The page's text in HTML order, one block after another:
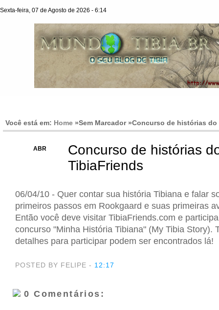
Sexta-feira, 07 de Agosto de 2026 - 6:14
Você está em: Home »Sem Marcador »Concurso de histórias do
ABR
Concurso de histórias
TibiaFriends
06/04/10 - Quer contar sua história Tibiana e falar
primeiros passos em Rookgaard e suas primeiras
Então você deve visitar TibiaFriends.com e
concurso "Minha História Tibiana" (My Tibia Story).
detalhes para participar podem ser encontrados lá!
POSTED BY FELIPE- 12:17
0 Comentários: